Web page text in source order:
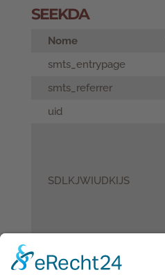
SEEKDA
Nome
smts_entrypage
smts_referrer
uid
SDLKJWIUDKIJS